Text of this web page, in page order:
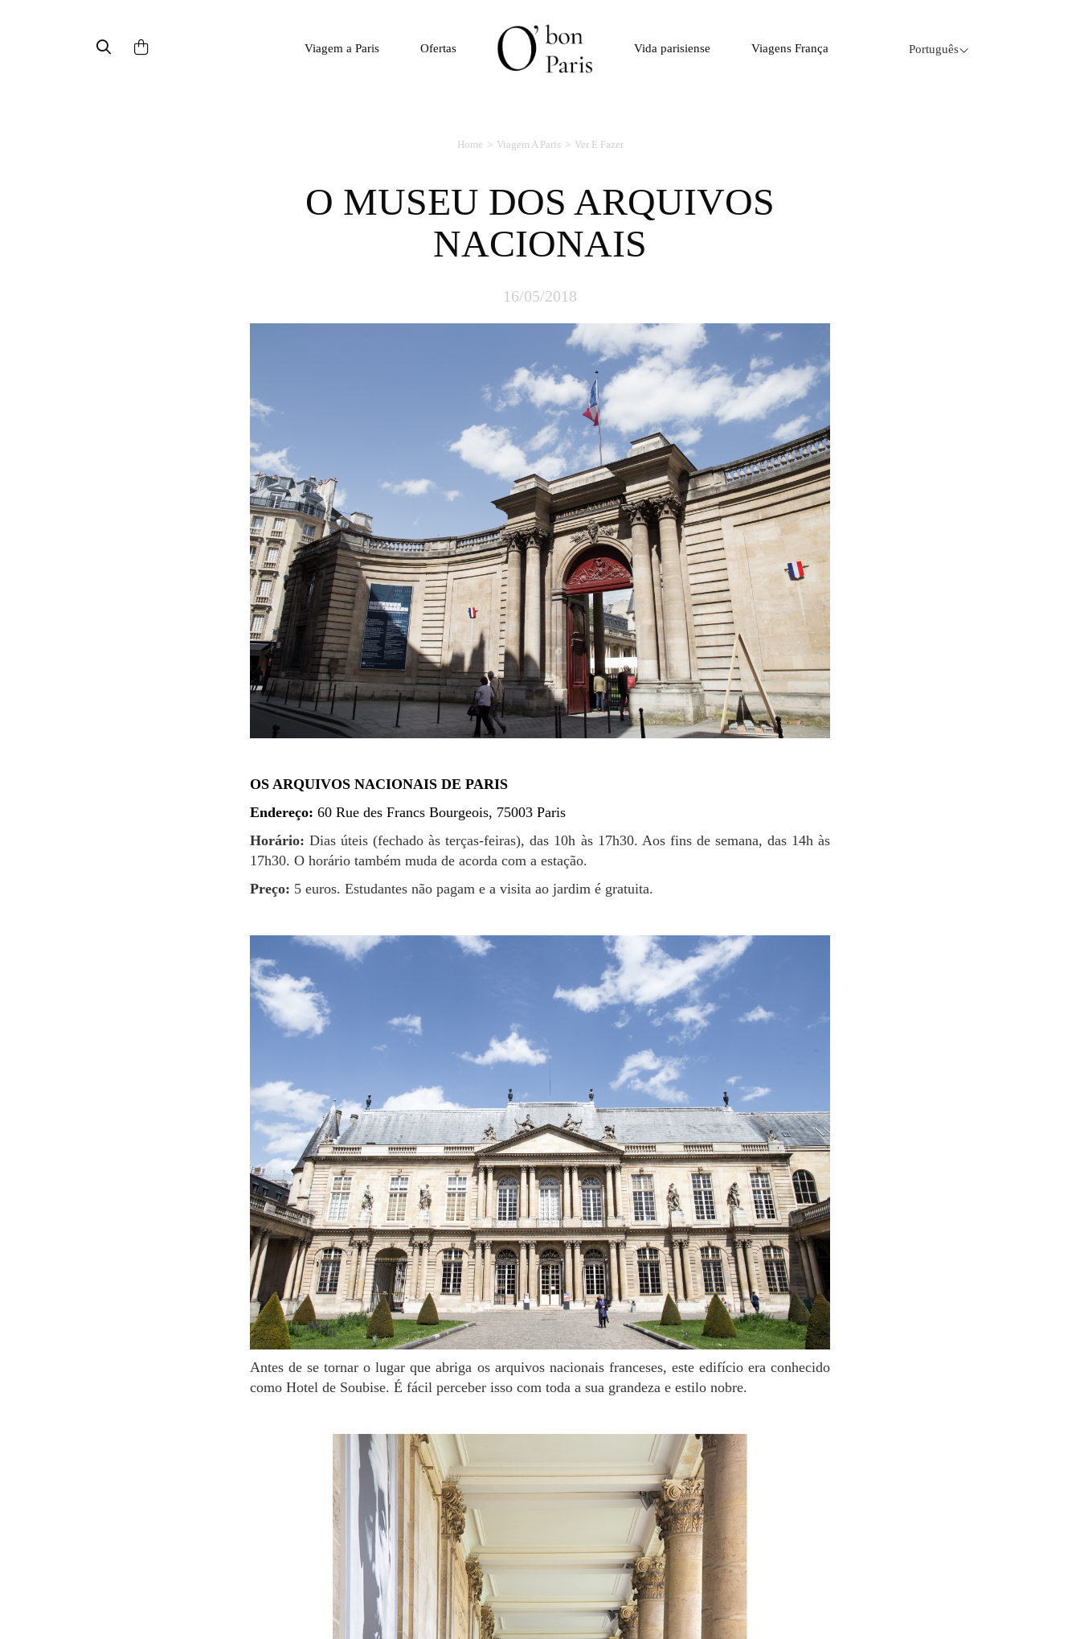
Viagem a Paris Ofertas Vida parisiense Viagens França Português
Home Viagem A Paris Ver E Fazer
O MUSEU DOS ARQUIVOS
NACIONAIS
16/05/2018
OS ARQUIVOS NACIONAIS DE PARIS
Endereço: 60 Rue des Francs Bourgeois, 75003 Paris
Horário: Dias úteis (fechado às terças-feiras), das 10h às 17h30. Aos fins de semana, das 14h às
17h30. O horário também muda de acorda com a estação.
Preço: 5 euros. Estudantes não pagam e a visita ao jardim é gratuita.
Antes de se tornar o lugar que abriga os arquivos nacionais franceses, este edifício era conhecido
como Hotel de Soubise. É fácil perceber isso com toda a sua grandeza e estilo nobre.